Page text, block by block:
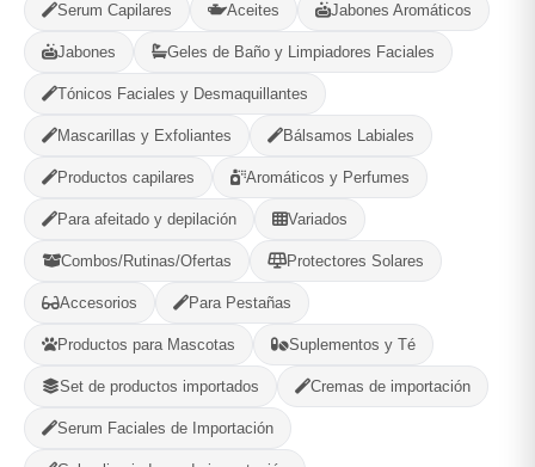
Serum Capilares Aceites Jabones Aromáticos
Jabones Geles de Baño y Limpiadores Faciales
Tónicos Faciales y Desmaquillantes
Mascarillas y Exfoliantes Bálsamos Labiales
Productos capilares Aromáticos y Perfumes
Para afeitado y depilación Variados
Combos/Rutinas/Ofertas Protectores Solares
Accesorios Para Pestañas
Productos para Mascotas Suplementos y Té
Set de productos importados Cremas de importación
Serum Faciales de Importación
Compartir Favorito
MÉTODOS DE PAGO ACEPTADOS
Gaia Cosmetic
Plaza, La Habana